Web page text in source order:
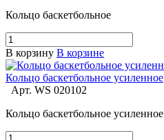
Кольцо баскетбольное
В корзину В корзине
Кольцо баскетбольное усиленное
Арт. WS 020102
Кольцо баскетбольное усиленное